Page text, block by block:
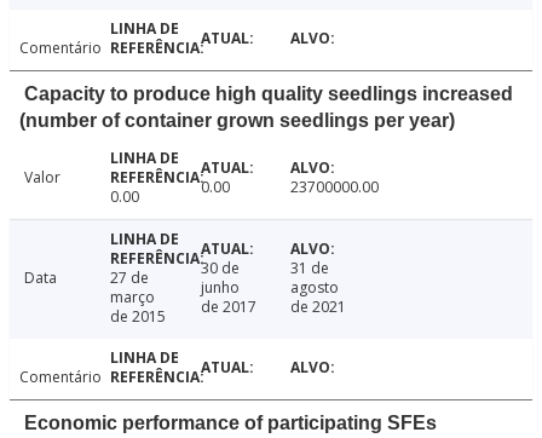
Comentário
Capacity to produce high quality seedlings increased
(number of container grown seedlings per year)
Valor
0.00
0.00 23700000.00
Data
27 de
março
de 2015
30 de
junho
de 2017
31 de
agosto
de 2021
Comentário
Economic performance of participating SFEs